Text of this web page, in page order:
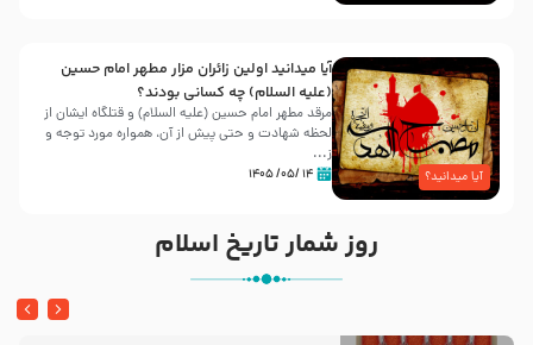
آیا میدانید؟
آیا میدانید اولین زائران مزار مطهر امام حسین
(علیه السلام) چه کسانی بودند؟
مرقد مطهر امام حسین (علیه السلام) و قتلگاه ایشان از
لحظه شهادت و حتی پیش از آن، همواره مورد توجه و
ز...
۱۴ /۰۵/ ۱۴۰۵
روز شمار تاریخ اسلام